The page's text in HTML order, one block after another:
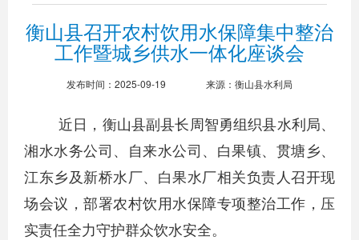
衡山县召开农村饮用水保障集中整治
工作暨城乡供水一体化座谈会
发布时间：2025-09-19 来源：衡山县水利局
近日，衡山县副县长周智勇组织县水利局、
湘水水务公司、自来水公司、白果镇、贯塘乡、
江东乡及新桥水厂、白果水厂相关负责人召开现
场会议，部署农村饮用水保障专项整治工作，压
实责任全力守护群众饮水安全。